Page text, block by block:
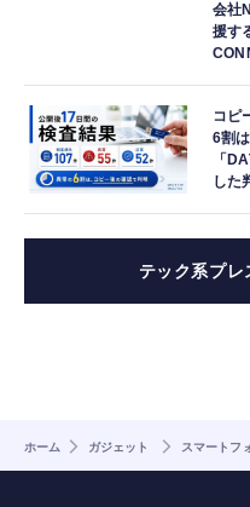
会社
援す
コピ
6割
「
した
テック系プレ
ホーム ガジェット スマートフ